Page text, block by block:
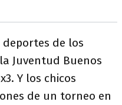
de los
Juventud Buenos
Y los chicos
de un torneo en